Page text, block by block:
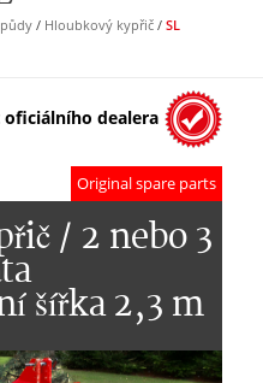
/ Hloubkový kypřič/ SL
oficiálního dealera
Original spare parts
/ 2 nebo 3
šířka 2,3 m